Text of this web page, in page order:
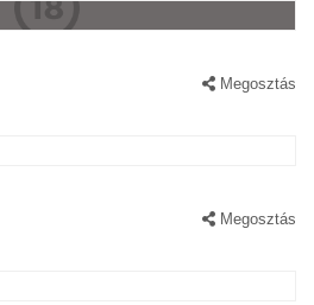
Megosztás
Megosztás